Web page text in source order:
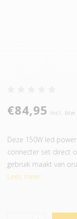
€84,95 Incl. btw
Deze 150W led
connecter set direct
gebruik maakt van
Lees meer..